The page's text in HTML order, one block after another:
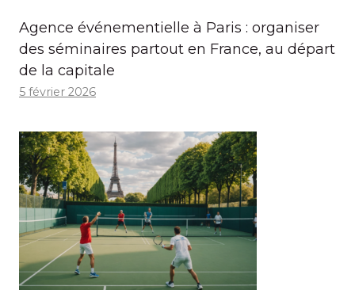
Agence événementielle à Paris : organiser
des séminaires partout en France, au départ
de la capitale
5 février 2026